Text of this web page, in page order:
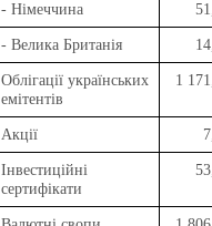
- Німеччина
- Велика Британія
Облігації українських
емітентів
1
Акції
Інвестиційні
сертифікати